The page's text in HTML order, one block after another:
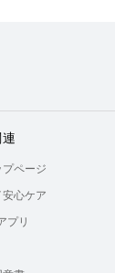
ページ
心ケア
プリ